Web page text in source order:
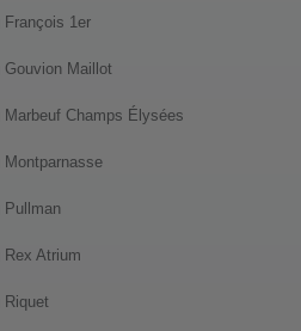
François 1er
Gouvion Maillot
Marbeuf Champs Élysées
Montparnasse
Pullman
Rex Atrium
Riquet